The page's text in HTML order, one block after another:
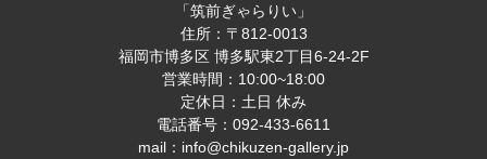
「筑前ぎゃらりい」
住所：〒812-0013
福岡市博多区 博多駅東2丁目6-24-2F
営業時間：10:00~18:00
定休日：土日 休み
電話番号：092-433-6611
mail：info@chikuzen-gallery.jp